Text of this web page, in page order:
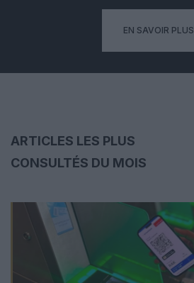
EN SAVOIR PLUS
ARTICLES LES PLUS
CONSULTÉS DU MOIS